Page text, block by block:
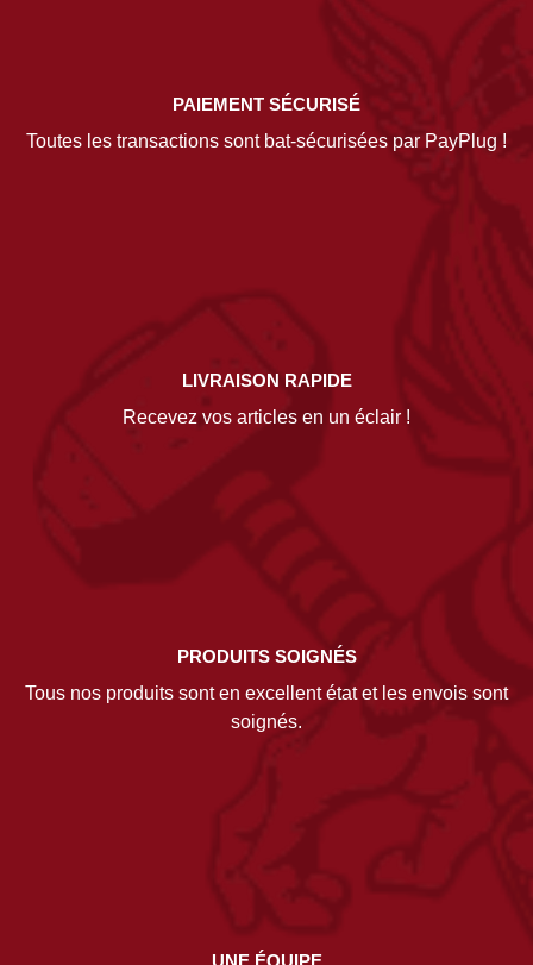
PAIEMENT SÉCURISÉ
Toutes les transactions sont bat-sécurisées par PayPlug !
LIVRAISON RAPIDE
Recevez vos articles en un éclair !
PRODUITS SOIGNÉS
Tous nos produits sont en excellent état et les envois sont
soignés.
UNE ÉQUIPE